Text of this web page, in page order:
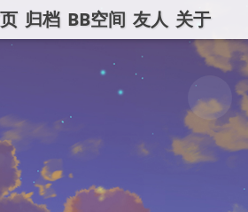
归档 BB空间 友人 关于